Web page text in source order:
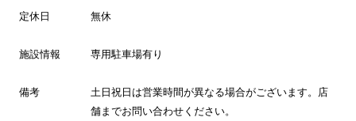
定休日 無休
施設情報 専用駐車場有り
備考
土日祝日は営業時間が異なる場合がございます。店
舗までお問い合わせください。